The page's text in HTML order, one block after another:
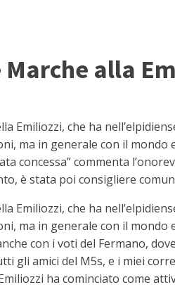
Marche alla
Emiliozzi, che ha
ma in generale con il
concessa” commenta
è stata poi consigliere
Emiliozzi, che ha
ma in generale con il
con i voti del Fermano,
gli amici del M5s, e i miei
ha cominciato come